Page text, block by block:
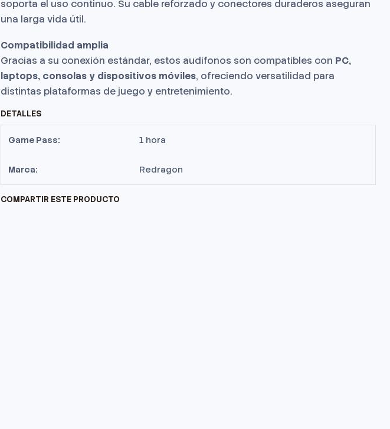
soporta el uso continuo. Su cable reforzado y conectores duraderos aseguran
una larga vida útil.
Compatibilidad amplia
Gracias a su conexión estándar, estos audífonos son compatibles con PC,
laptops, consolas y dispositivos móviles, ofreciendo versatilidad para
distintas plataformas de juego y entretenimiento.
DETALLES
Game Pass: 1 hora
Marca: Redragon
COMPARTIR ESTE PRODUCTO